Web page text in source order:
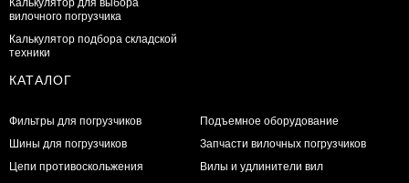
вилочного погрузчика
Калькулятор подбора складской
техники
КАТАЛОГ
Фильтры для погрузчиков
Шины для погрузчиков
Цепи противоскольжения
Подъемное оборудование
Запчасти вилочных погрузчиков
Вилы и удлинители вил